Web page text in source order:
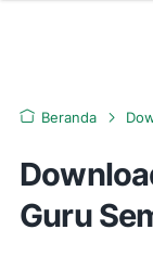
Beranda
Guru